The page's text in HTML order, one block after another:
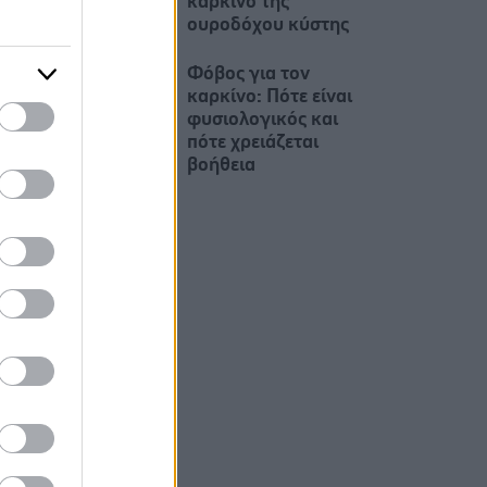
ουροδόχου κύστης
Φόβος για τον
καρκίνο: Πότε είναι
φυσιολογικός και
πότε χρειάζεται
βοήθεια